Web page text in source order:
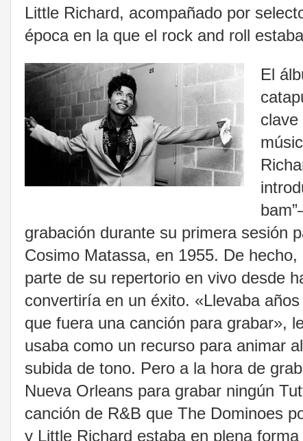
Little Richard, acompañado por
época en la que el rock and roll
El
grabación durante su primera sesión
Cosimo Matassa, en 1955. De
parte de su repertorio en vivo desde
convertiría en un éxito. «Llevaba
que fuera una canción para grabar»,
usaba como un recurso para animar
subida de tono. Pero a la hora de
Nueva Orleans para grabar ningún
canción de R&B que The Dominoes
y Little Richard estaba en plena forma